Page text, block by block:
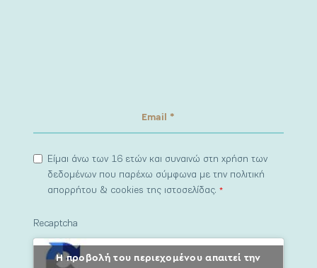
Είμαι άνω των 16 ετών και συναινώ στη χρήση των
δεδομένων που παρέχω σύμφωνα με την πολιτική
απορρήτου & cookies της ιστοσελίδας.*
Recaptcha
Η προβολή του περιεχομένου απαιτεί την